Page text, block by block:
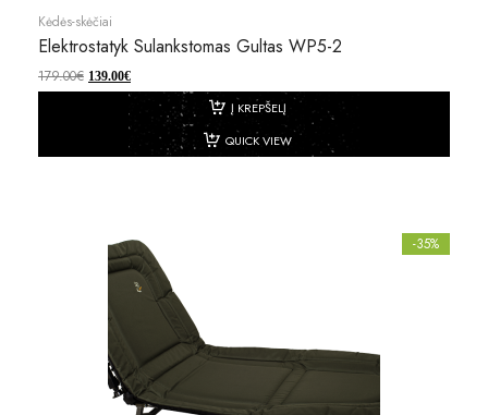
Kėdės-skėčiai
Elektrostatyk Sulankstomas Gultas WP5-2
179.00€ 139.00€
Į KREPŠELĮ
QUICK VIEW
-35%